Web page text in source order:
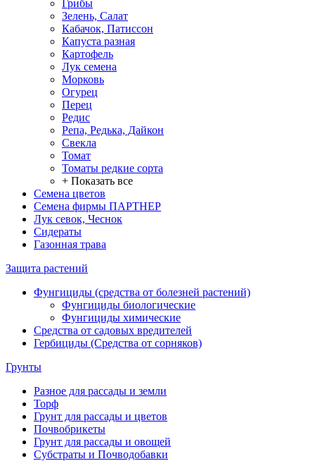
Грибы
Зелень, Салат
Кабачок, Патиссон
Капуста разная
Картофель
Лук семена
Морковь
Огурец
Перец
Редис
Репа, Редька, Дайкон
Свекла
Томат
Томаты редкие сорта
+ Показать все
Семена цветов
Семена фирмы ПАРТНЕР
Лук севок, Чеснок
Сидераты
Газонная трава
Защита растений
Фунгициды (средства от болезней растений)
Фунгициды биологические
Фунгициды химические
Средства от садовых вредителей
Гербициды (Средства от сорняков)
Грунты
Разное для рассады и земли
Торф
Грунт для рассады и цветов
Почвобрикеты
Грунт для рассады и овощей
Субстраты и Почводобавки